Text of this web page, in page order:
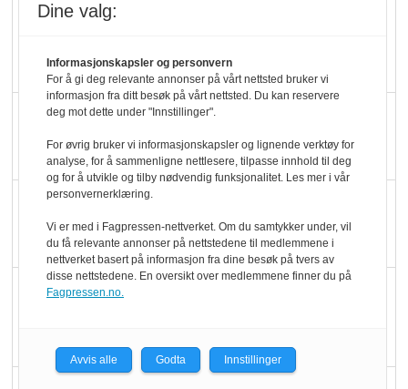
velger ladestopp
Ti bensinstasjoner
legger ned hver måned
Potetball, kylling og 98
oktan
serveringstilbud
Dine valg:
Informasjonskapsler og personvern
For å gi deg relevante annonser på vårt nettsted bruker vi
informasjon fra ditt besøk på vårt nettsted. Du kan reservere
deg mot dette under "Innstillinger".
For øvrig bruker vi informasjonskapsler og lignende verktøy for
analyse, for å sammenligne nettlesere, tilpasse innhold til deg
og for å utvikle og tilby nødvendig funksjonalitet. Les mer i vår
personvernerklæring.
Vi er med i Fagpressen-nettverket. Om du samtykker under, vil
du få relevante annonser på nettstedene til medlemmene i
nettverket basert på informasjon fra dine besøk på tvers av
disse nettstedene. En oversikt over medlemmene finner du på
Fagpressen.no.
Avvis alle Godta Innstillinger